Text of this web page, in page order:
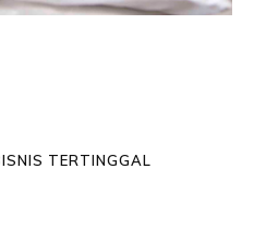
TERTINGGAL